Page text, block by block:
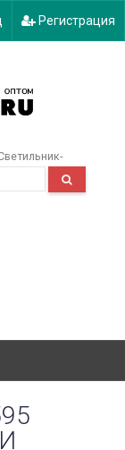
Регистрация